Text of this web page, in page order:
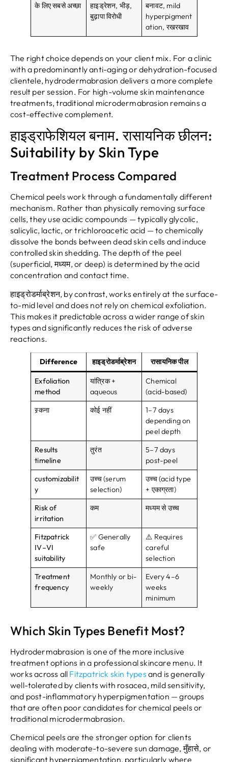
के लिए सबसे अच्छा
हाइड्रेशन, भीड़,
बुढ़ापा विरोधी
बनावट, mild
hyperpigment
ation, रखरखाव
The right choice depends on your client mix. For a clinic
with a predominantly anti-aging or dehydration-focused
clientele, hydrodermabrasion delivers a more complete
result per session. For high-volume skin maintenance
treatments,traditional microdermabrasion remains a
cost-effective complement.
हाइड्राफेशियल बनाम. रासायनिक छीलन:
Suitability by Skin Type
Treatment Process Compared
Chemical peels work through a fundamentally different
mechanism. Rather than physically removing surface
cells,they use acidic compounds — typically glycolic,
salicylic, lactic, or trichloroacetic acid — to chemically
dissolve the bonds between dead skin cells and induce
controlled skin shedding.The depth of the peel
(superficial, मध्यम,or deep) is determined by the acid
concentration and contact time.
हाइड्रोडर्माब्रेशन, by contrast,works entirely at the surface-
to-mid level and does not rely on chemical exfoliation.
This makes it predictable across a wider range of skin
types and significantly reduces the risk of adverse
reactions.
Difference हाइड्रोडर्माब्रेशन रासायनिक पील
Exfoliation
method
यांत्रिक +
aqueous
Chemical
(acid-based)
स्र्कना
कोई नहीं 1–7 days
depending on
peel depth
Results
timeline
तुरंत 5–7 days
post-peel
customizabilit
y
उच्च (serum
selection)
उच्च (acid type
+ एकाग्रता)
Risk of
irritation
कम मध्यम से उच्च
Fitzpatrick
IV–VI
suitability
✅ Generally
safe
⚠️ Requires
careful
selection
Treatment
frequency
Monthly or bi-
weekly
Every 4–6
weeks
minimum
Which Skin Types Benefit Most?
Hydrodermabrasion is one of the more inclusive
treatment options in a professional skincare menu. It
works across all Fitzpatrick skin types and is generally
well-tolerated by clients with rosacea, mild sensitivity,
and post-inflammatory hyperpigmentation — groups
that are often poor candidates for chemical peels or
traditional microdermabrasion.
Chemical peels are the stronger option for clients
dealing with moderate-to-severe sun damage, मुँहासे, or
significant hyperpigmentation, particularly where